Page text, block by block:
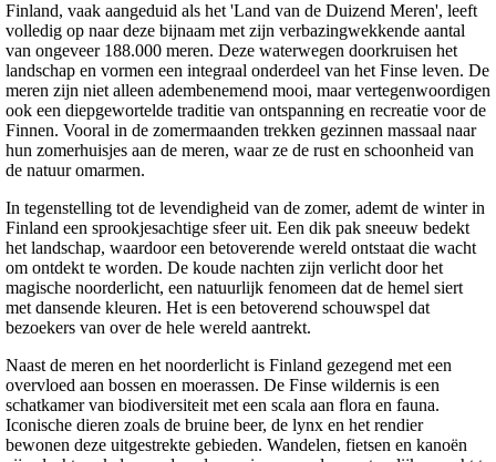
Finland, vaak aangeduid als het 'Land van de Duizend Meren', leeft
volledig op naar deze bijnaam met zijn verbazingwekkende aantal
van ongeveer 188.000 meren. Deze waterwegen doorkruisen het
landschap en vormen een integraal onderdeel van het Finse leven. De
meren zijn niet alleen adembenemend mooi, maar vertegenwoordigen
ook een diepgewortelde traditie van ontspanning en recreatie voor de
Finnen. Vooral in de zomermaanden trekken gezinnen massaal naar
hun zomerhuisjes aan de meren, waar ze de rust en schoonheid van
de natuur omarmen.
In tegenstelling tot de levendigheid van de zomer, ademt de winter in
Finland een sprookjesachtige sfeer uit. Een dik pak sneeuw bedekt
het landschap, waardoor een betoverende wereld ontstaat die wacht
om ontdekt te worden. De koude nachten zijn verlicht door het
magische noorderlicht, een natuurlijk fenomeen dat de hemel siert
met dansende kleuren. Het is een betoverend schouwspel dat
bezoekers van over de hele wereld aantrekt.
Naast de meren en het noorderlicht is Finland gezegend met een
overvloed aan bossen en moerassen. De Finse wildernis is een
schatkamer van biodiversiteit met een scala aan flora en fauna.
Iconische dieren zoals de bruine beer, de lynx en het rendier
bewonen deze uitgestrekte gebieden. Wandelen, fietsen en kanoën